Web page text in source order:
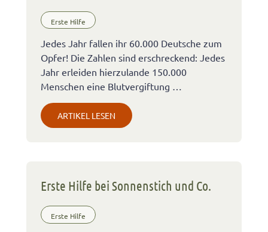
Erste Hilfe
Jedes Jahr fallen ihr 60.000 Deutsche zum
Opfer! Die Zahlen sind erschreckend: Jedes
Jahr erleiden hierzulande 150.000
Menschen eine Blutvergiftung …
ARTIKEL LESEN
Erste Hilfe bei Sonnenstich und Co.
Erste Hilfe